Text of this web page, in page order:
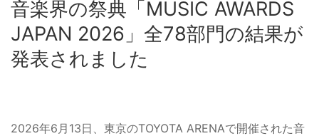
音楽界の祭典「MUSIC AWARDS
JAPAN 2026」全78部門の結果が
発表されました
2026年6月13日、東京のTOYOTA ARENAで開催された音